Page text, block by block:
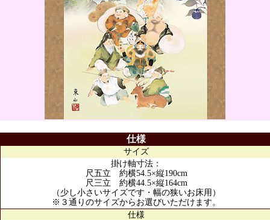
仕様
サイズ
掛け軸寸法：
尺五立 約横54.5×縦190cm
尺三立 約横44.5×縦164cm
（少し小さいサイズです・幅の狭いお床用）
※３通りのサイズからお選びいただけます。
仕様